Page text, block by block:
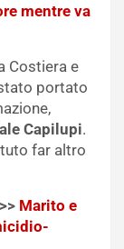
mentre va
Costiera e
portato
Capilupi.
far altro
Marito e